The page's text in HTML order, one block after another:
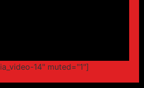
14" muted="1"]